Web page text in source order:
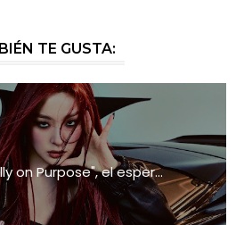
TE GUSTA:
on Purpose", el esper...